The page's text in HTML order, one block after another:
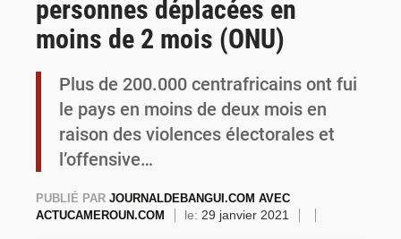
Commémoration du 4 août : Ibrahim Traoré appelle à une mobilisation totale pour la souveraineté nationale
personnes déplacées en
moins de 2 mois (ONU)
Plus de 200.000 centrafricains ont fui
le pays en moins de deux mois en
raison des violences électorales et
l’offensive…
PUBLIÉ PAR JOURNALDEBANGUI.COM AVEC
ACTUCAMEROUN.COM
le: 29 janvier 2021